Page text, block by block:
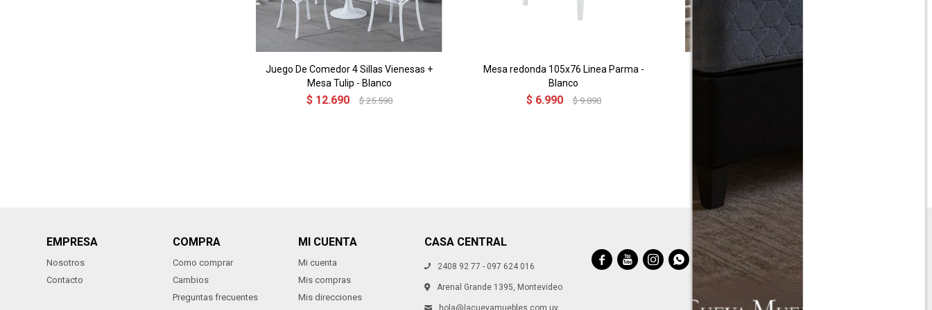
Juego De Comedor 4 Sillas Vienesas +
Mesa Tulip - Blanco
$ 12.690 $ 25.590
Mesa redonda 105x76 Linea Parma -
Blanco
$ 6.990 $ 9.890
Juego de comedor 6 sillas windsor
EMPRESA
Nosotros
Contacto
COMPRA
Como comprar
Cambios
Preguntas frecuentes
MI CUENTA
Mi cuenta
Mis compras
Mis direcciones
CASA CENTRAL
2408 92 77 - 097 624 016
Arenal Grande 1395, Montevideo
hola@lacuevamuebles.com.uy
   